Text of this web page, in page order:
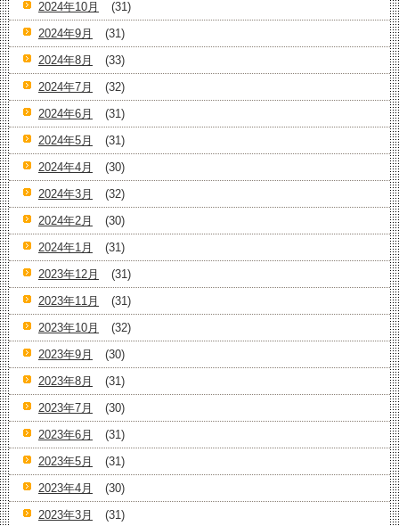
2024年10月
(31)
2024年9月
(31)
2024年8月
(33)
2024年7月
(32)
2024年6月
(31)
2024年5月
(31)
2024年4月
(30)
2024年3月
(32)
2024年2月
(30)
2024年1月
(31)
2023年12月
(31)
2023年11月
(31)
2023年10月
(32)
2023年9月
(30)
2023年8月
(31)
2023年7月
(30)
2023年6月
(31)
2023年5月
(31)
2023年4月
(30)
2023年3月
(31)